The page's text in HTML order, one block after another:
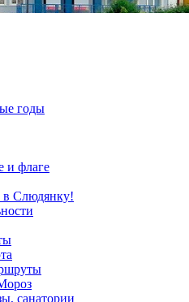
годы
и флаге
в Слюдянку!
санатории